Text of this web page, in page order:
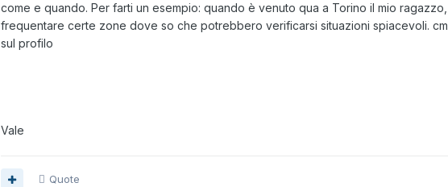
come e quando. Per farti un esempio: quando è venuto qua a Torino il mio
frequentare certe zone dove so che potrebbero verificarsi situazioni spiacevoli.
sul profilo
Vale
Quote